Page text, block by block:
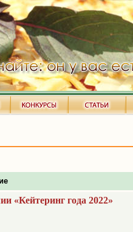
«Кейтеринг года 2022»